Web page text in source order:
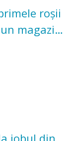
roșii
magazin
jobul din